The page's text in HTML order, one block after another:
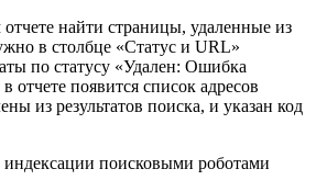
найти страницы, удаленные из
в столбце «Статус и URL»
по статусу «Удален: Ошибка
отчете появится список адресов
из результатов поиска, и указан код